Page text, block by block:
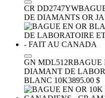
CR DD2747YW
DE DIAMANTS OR
GN MDL512RBAGUE
DIAMANT DE
BLANC 10K3895.00 $